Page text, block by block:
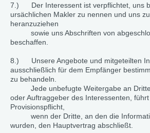
7.) Der Interessent ist verpflichtet, uns
ursächlichen Makler zu nennen und uns
heranzuziehen
sowie uns Abschriften von
beschaffen.
8.) Unsere Angebote und mitgeteilten
ausschließlich für dem Empfänger
zu behandeln.
Jede unbefugte Weitergabe an
oder Auftraggeber des Interessenten,
Provisionspflicht,
wenn der Dritte, an den die
wurden, den Hauptvertrag abschließt.